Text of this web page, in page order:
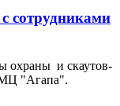
сотрудниками
охраны и скаутов-
"Агапа".